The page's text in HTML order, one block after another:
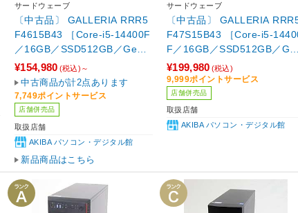
サードウェーブ
〔中古品〕 GALLERIA RRR5
F4615B43 ［Core-i5-14400F
／16GB／SSD512GB／GeFo
rce RTX 4060(8GB)／Windo
ws11 Home］
¥154,980 (税込)～
中古商品が計2点あります
7,749ポイントサービス
店舗併売品
取扱店舗
AKIBA パソコン・デジタル館
新品商品はこちら
サードウェーブ
〔中古品〕 GALLERIA
F47S15B43 ［Core-i5-
F／16GB／SSD512GB／GeF
orce RTX 4070 SUPER(12G
B)／Windows11 Home］
¥199,980 (税込)
9,999ポイントサービス
店舗併売品
取扱店舗
AKIBA パソコン・デジタル館